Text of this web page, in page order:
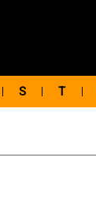
S T